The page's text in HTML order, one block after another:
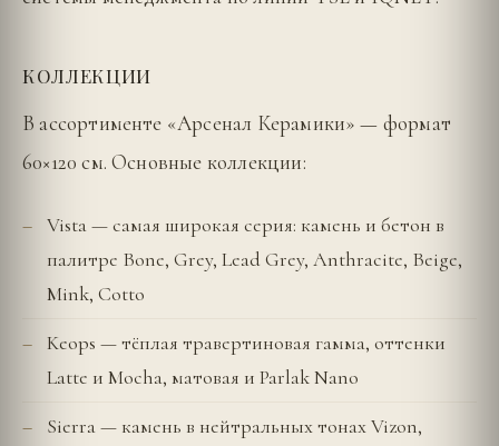
КОЛЛЕКЦИИ
В ассортименте «Арсенал Керамики» — формат
60×120 см. Основные коллекции:
Vista — самая широкая серия: камень и бетон в
палитре Bone, Grey, Lead Grey, Anthracite, Beige,
Mink, Cotto
Keops — тёплая травертиновая гамма, оттенки
Latte и Mocha, матовая и Parlak Nano
Sierra — камень в нейтральных тонах Vizon,